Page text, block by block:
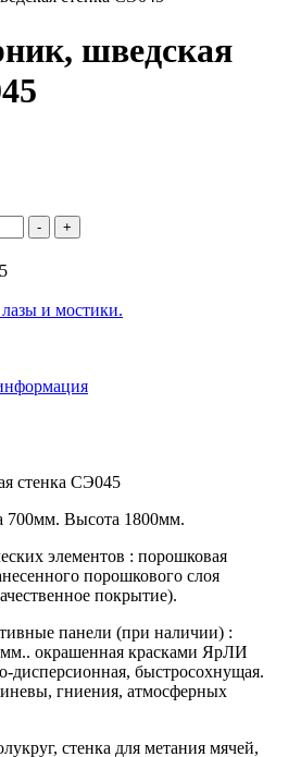
шведская
-
+
и мостики.
стенка СЭ045
Высота 1800мм.
элементов : порошковая
порошкового слоя
покрытие).
панели (при наличии) :
окрашенная красками ЯрЛИ
дисперсионная, быстросохнущая.
гниения, атмосферных
стенка для метания мячей,